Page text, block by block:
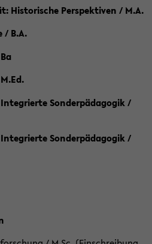
Historische Perspektiven / M.A.
/ B.A.
Sonderpädagogik /
Sonderpädagogik /